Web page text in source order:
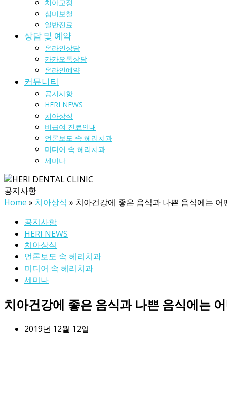
치아교정
심미보철
일반진료
상담 및 예약
온라인상담
카카오톡상담
온라인예약
커뮤니티
공지사항
HERI NEWS
치아상식
비급여 진료안내
언론보도 속 헤리치과
미디어 속 헤리치과
세미나
공지사항
Home » 치아상식 » 치아건강에 좋은 음식과 나쁜 음식에는 어
공지사항
HERI NEWS
치아상식
언론보도 속 헤리치과
미디어 속 헤리치과
세미나
치아건강에 좋은 음식과 나쁜 음식에는
2019년 12월 12일